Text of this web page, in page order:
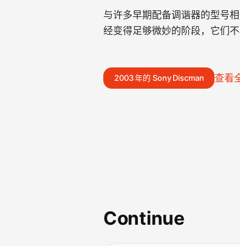
与许多早期配备调谐器的型号
经变得足够微妙的阶段，它们不
2003 年的 Sony Discman 查看
Continue